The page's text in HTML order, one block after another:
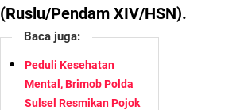
(Ruslu/Pendam XIV/HSN).
Baca juga:
Peduli Kesehatan
Mental, Brimob Polda
Sulsel Resmikan Pojok